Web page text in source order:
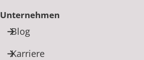
Unternehmen
Blog
Karriere